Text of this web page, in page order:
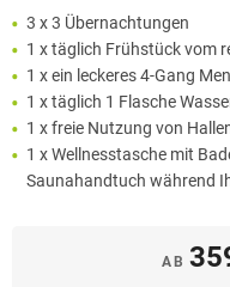
3 x 3 Übernachtungen
1 x täglich Frühstück vom
1 x ein leckeres 4-Gang
1 x täglich 1 Flasche
1 x freie Nutzung von
1 x Wellnesstasche mit
Saunahandtuch während
AB